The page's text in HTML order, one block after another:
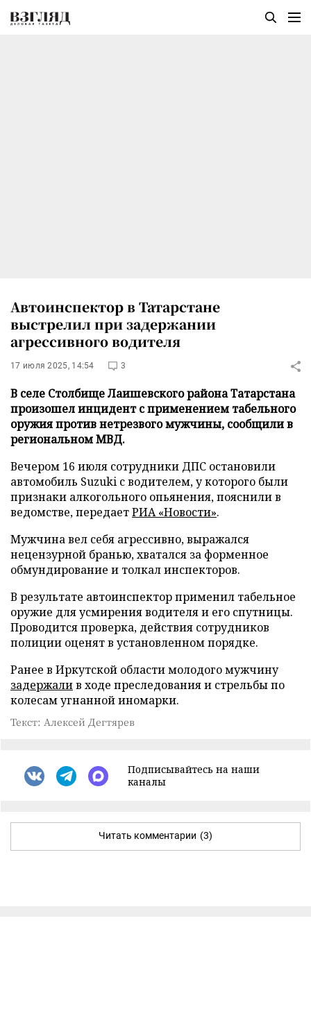
Автоинспектор в Татарстане
выстрелил при задержании
агрессивного водителя
17 июля 2025, 14:54 3
В селе Столбище Лаишевского района Татарстана
произошел инцидент с применением табельного
оружия против нетрезвого мужчины, сообщили в
региональном МВД.
Вечером 16 июля сотрудники ДПС остановили
автомобиль Suzuki с водителем, у которого были
признаки алкогольного опьянения, пояснили в
ведомстве, передаетРИА «Новости».
Мужчина вел себя агрессивно, выражался
нецензурной бранью, хватался за форменное
обмундирование и толкал инспекторов.
В результате автоинспектор применил табельное
оружие для усмирения водителя и его спутницы.
Проводится проверка, действия сотрудников
полиции оценят в установленном порядке.
Ранее в Иркутской области молодого мужчину
задержалив ходе преследования и стрельбы по
колесам угнанной иномарки.
Текст: Алексей Дегтярев
Подписывайтесь на наши
каналы
Читать комментарии (3)